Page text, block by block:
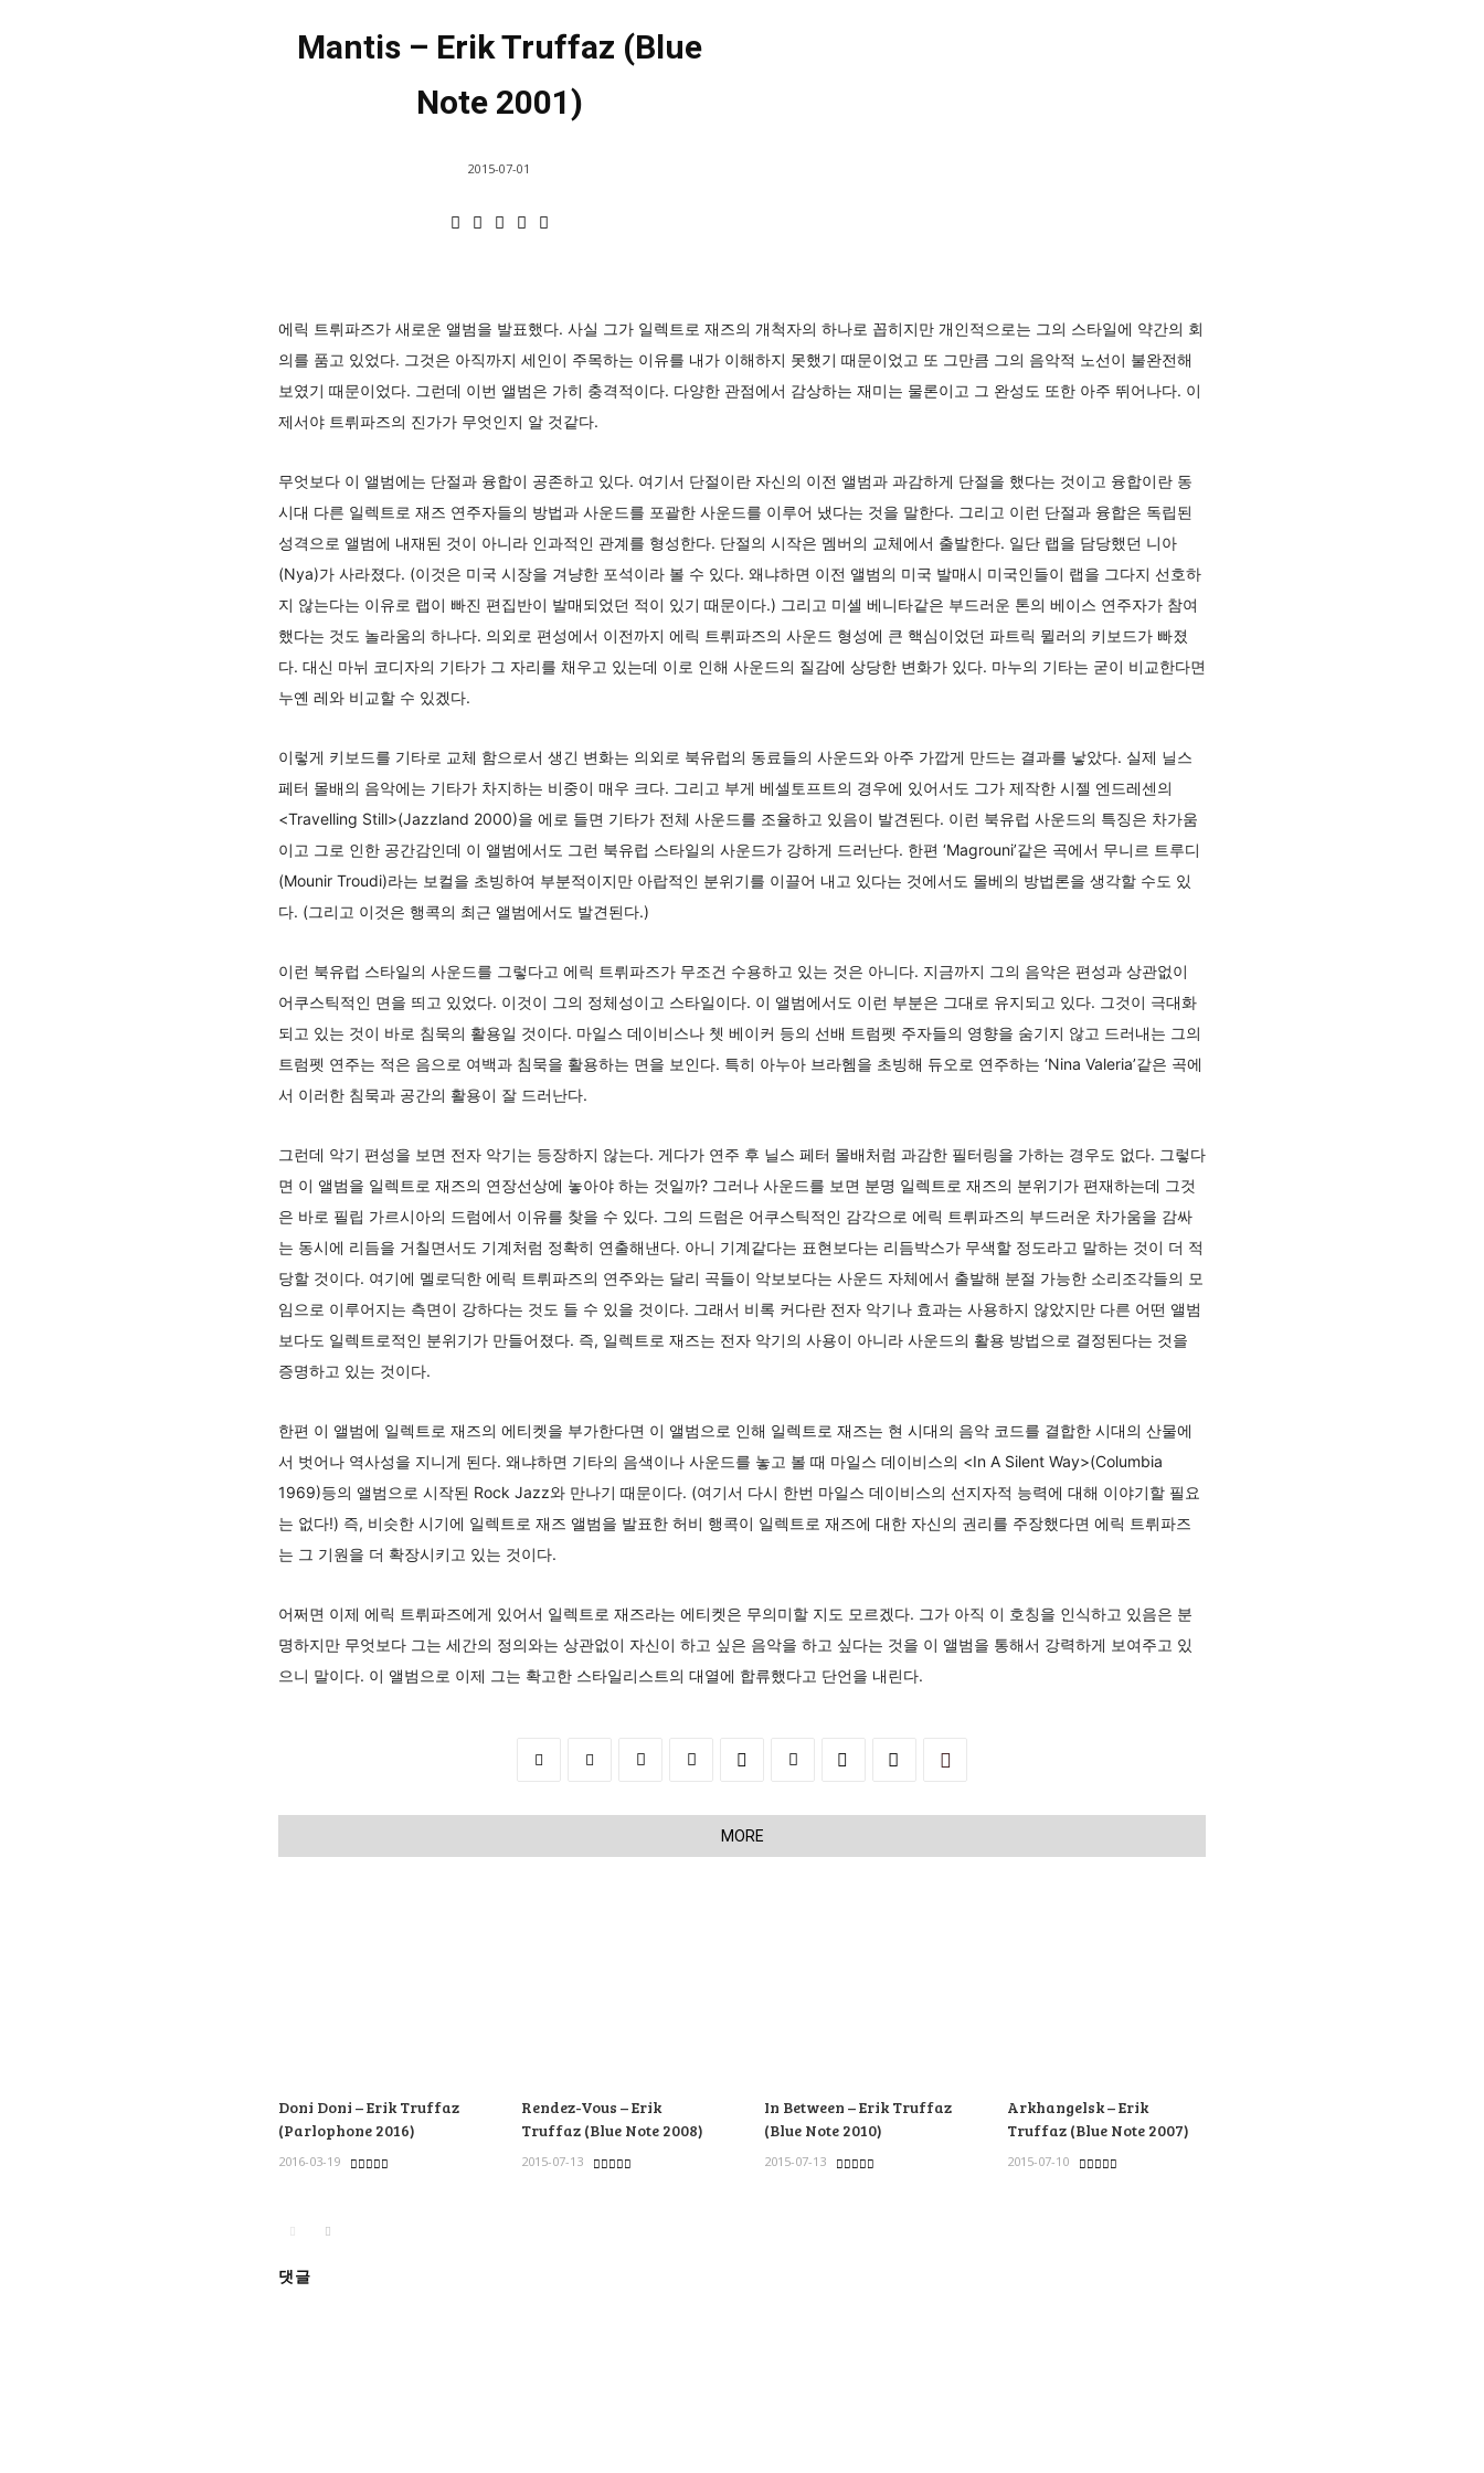
Mantis – Erik Truffaz (Blue
Note 2001)
2015-07-01
에릭 트뤼파즈가 새로운 앨범을 발표했다. 사실 그가 일렉트로 재즈의 개척자의 하나로 꼽히지만 개인적으로는 그의 스타일에 약간의 회
의를 품고 있었다. 그것은 아직까지 세인이 주목하는 이유를 내가 이해하지 못했기 때문이었고 또 그만큼 그의 음악적 노선이 불완전해
보였기 때문이었다. 그런데 이번 앨범은 가히 충격적이다. 다양한 관점에서 감상하는 재미는 물론이고 그 완성도 또한 아주 뛰어나다. 이
제서야 트뤼파즈의 진가가 무엇인지 알 것같다.
무엇보다 이 앨범에는 단절과 융합이 공존하고 있다. 여기서 단절이란 자신의 이전 앨범과 과감하게 단절을 했다는 것이고 융합이란 동
시대 다른 일렉트로 재즈 연주자들의 방법과 사운드를 포괄한 사운드를 이루어 냈다는 것을 말한다. 그리고 이런 단절과 융합은 독립된
성격으로 앨범에 내재된 것이 아니라 인과적인 관계를 형성한다. 단절의 시작은 멤버의 교체에서 출발한다. 일단 랩을 담당했던 니아
(Nya)가 사라졌다. (이것은 미국 시장을 겨냥한 포석이라 볼 수 있다. 왜냐하면 이전 앨범의 미국 발매시 미국인들이 랩을 그다지 선호하
지 않는다는 이유로 랩이 빠진 편집반이 발매되었던 적이 있기 때문이다.) 그리고 미셀 베니타같은 부드러운 톤의 베이스 연주자가 참여
했다는 것도 놀라움의 하나다. 의외로 편성에서 이전까지 에릭 트뤼파즈의 사운드 형성에 큰 핵심이었던 파트릭 뮐러의 키보드가 빠졌
다. 대신 마뉘 코디자의 기타가 그 자리를 채우고 있는데 이로 인해 사운드의 질감에 상당한 변화가 있다. 마누의 기타는 굳이 비교한다면
누옌 레와 비교할 수 있겠다.
이렇게 키보드를 기타로 교체 함으로서 생긴 변화는 의외로 북유럽의 동료들의 사운드와 아주 가깝게 만드는 결과를 낳았다. 실제 닐스
페터 몰배의 음악에는 기타가 차지하는 비중이 매우 크다. 그리고 부게 베셀토프트의 경우에 있어서도 그가 제작한 시젤 엔드레센의
<Travelling Still>(Jazzland 2000)을 에로 들면 기타가 전체 사운드를 조율하고 있음이 발견된다. 이런 북유럽 사운드의 특징은 차가움
이고 그로 인한 공간감인데 이 앨범에서도 그런 북유럽 스타일의 사운드가 강하게 드러난다. 한편 ‘Magrouni’같은 곡에서 무니르 트루디
(Mounir Troudi)라는 보컬을 초빙하여 부분적이지만 아랍적인 분위기를 이끌어 내고 있다는 것에서도 몰베의 방법론을 생각할 수도 있
다. (그리고 이것은 행콕의 최근 앨범에서도 발견된다.)
이런 북유럽 스타일의 사운드를 그렇다고 에릭 트뤼파즈가 무조건 수용하고 있는 것은 아니다. 지금까지 그의 음악은 편성과 상관없이
어쿠스틱적인 면을 띄고 있었다. 이것이 그의 정체성이고 스타일이다. 이 앨범에서도 이런 부분은 그대로 유지되고 있다. 그것이 극대화
되고 있는 것이 바로 침묵의 활용일 것이다. 마일스 데이비스나 쳇 베이커 등의 선배 트럼펫 주자들의 영향을 숨기지 않고 드러내는 그의
트럼펫 연주는 적은 음으로 여백과 침묵을 활용하는 면을 보인다. 특히 아누아 브라헴을 초빙해 듀오로 연주하는 ‘Nina Valeria’같은 곡에
서 이러한 침묵과 공간의 활용이 잘 드러난다.
그런데 악기 편성을 보면 전자 악기는 등장하지 않는다. 게다가 연주 후 닐스 페터 몰배처럼 과감한 필터링을 가하는 경우도 없다. 그렇다
면 이 앨범을 일렉트로 재즈의 연장선상에 놓아야 하는 것일까? 그러나 사운드를 보면 분명 일렉트로 재즈의 분위기가 편재하는데 그것
은 바로 필립 가르시아의 드럼에서 이유를 찾을 수 있다. 그의 드럼은 어쿠스틱적인 감각으로 에릭 트뤼파즈의 부드러운 차가움을 감싸
는 동시에 리듬을 거칠면서도 기계처럼 정확히 연출해낸다. 아니 기계같다는 표현보다는 리듬박스가 무색할 정도라고 말하는 것이 더 적
당할 것이다. 여기에 멜로딕한 에릭 트뤼파즈의 연주와는 달리 곡들이 악보보다는 사운드 자체에서 출발해 분절 가능한 소리조각들의 모
임으로 이루어지는 측면이 강하다는 것도 들 수 있을 것이다. 그래서 비록 커다란 전자 악기나 효과는 사용하지 않았지만 다른 어떤 앨범
보다도 일렉트로적인 분위기가 만들어졌다. 즉, 일렉트로 재즈는 전자 악기의 사용이 아니라 사운드의 활용 방법으로 결정된다는 것을
증명하고 있는 것이다.
한편 이 앨범에 일렉트로 재즈의 에티켓을 부가한다면 이 앨범으로 인해 일렉트로 재즈는 현 시대의 음악 코드를 결합한 시대의 산물에
서 벗어나 역사성을 지니게 된다. 왜냐하면 기타의 음색이나 사운드를 놓고 볼 때 마일스 데이비스의 <In A Silent Way>(Columbia
1969)등의 앨범으로 시작된 Rock Jazz와 만나기 때문이다. (여기서 다시 한번 마일스 데이비스의 선지자적 능력에 대해 이야기할 필요
는 없다!) 즉, 비슷한 시기에 일렉트로 재즈 앨범을 발표한 허비 행콕이 일렉트로 재즈에 대한 자신의 권리를 주장했다면 에릭 트뤼파즈
는 그 기원을 더 확장시키고 있는 것이다.
어쩌면 이제 에릭 트뤼파즈에게 있어서 일렉트로 재즈라는 에티켓은 무의미할 지도 모르겠다. 그가 아직 이 호칭을 인식하고 있음은 분
명하지만 무엇보다 그는 세간의 정의와는 상관없이 자신이 하고 싶은 음악을 하고 싶다는 것을 이 앨범을 통해서 강력하게 보여주고 있
으니 말이다. 이 앨범으로 이제 그는 확고한 스타일리스트의 대열에 합류했다고 단언을 내린다.
MORE
Doni Doni – Erik Truffaz
(Parlophone 2016)
2016-03-19
Rendez-Vous – Erik
Truffaz (Blue Note 2008)
2015-07-13
In Between – Erik Truffaz
(Blue Note 2010)
2015-07-13
Arkhangelsk – Erik
Truffaz (Blue Note 2007)
2015-07-10
댓글